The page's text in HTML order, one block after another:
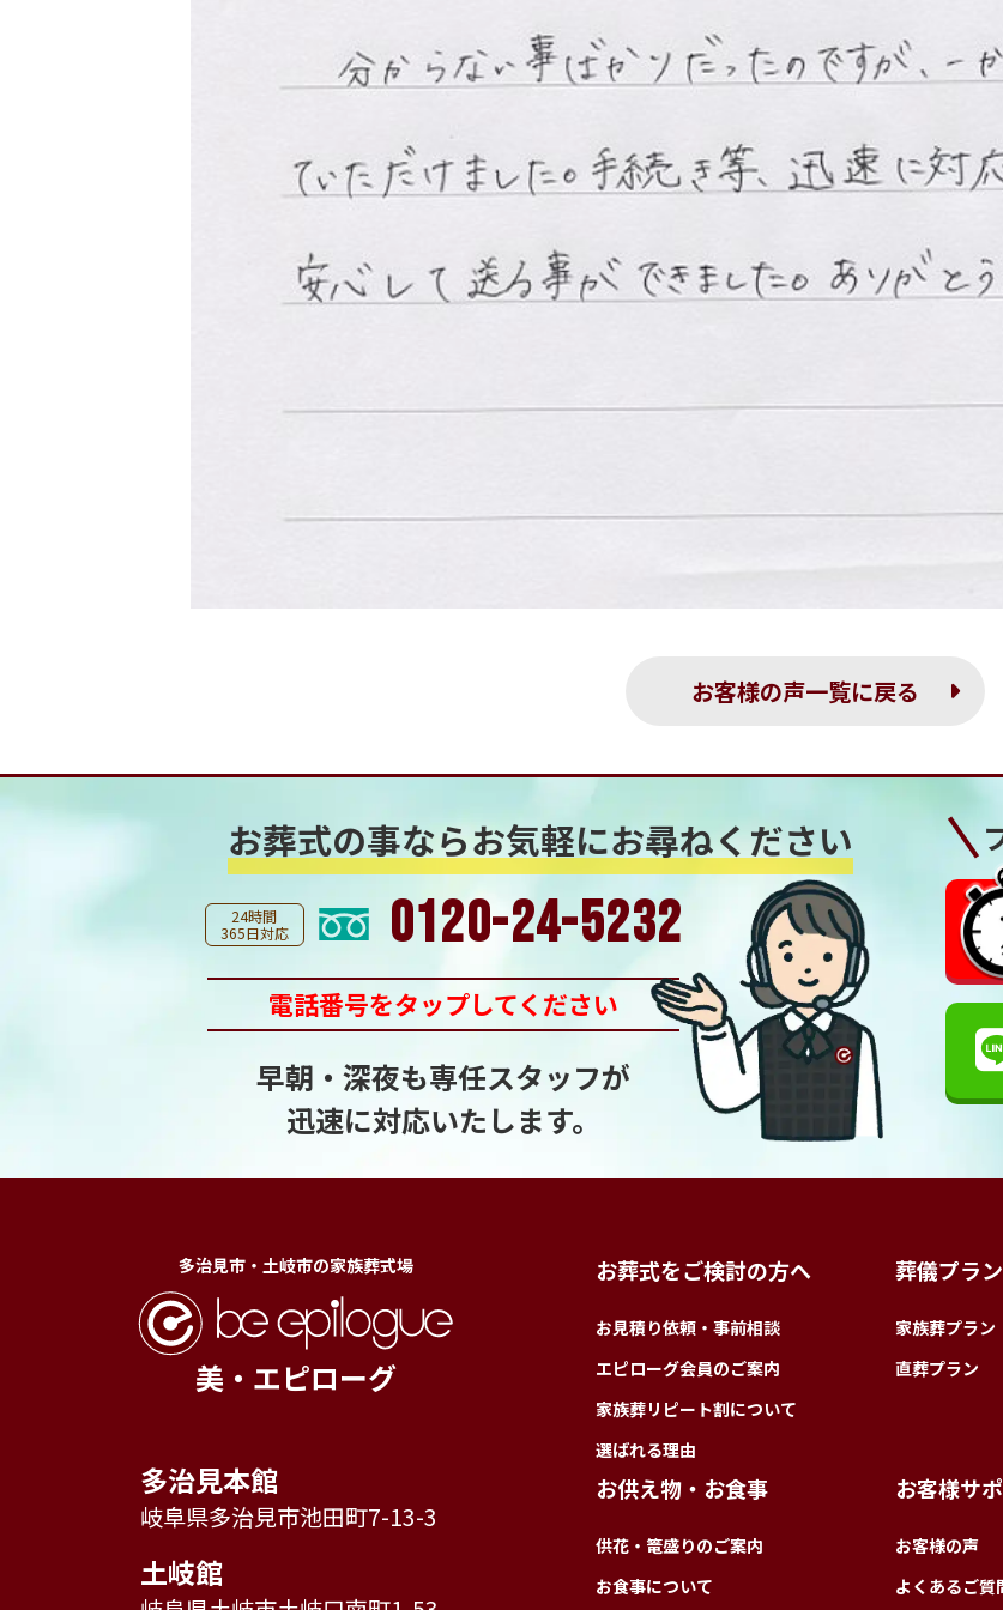
お客様の声一覧に戻る
お葬式の事ならお気軽にお尋ねください
24時間
365日対応
0120-24-5232
電話番号をタップしてください
早朝・深夜も専任スタッフが
迅速に対応いたします。
多治見市・土岐市の家族葬式場
美・エピローグ
多治見本館
岐阜県多治見市池田町7-13-3
土岐館
お葬式をご検討の方へ
お見積り依頼・事前相談
エピローグ会員のご案内
家族葬リピート割について
選ばれる理由
葬儀プラン
家族葬プラン
直葬プラン
お供え物・お食事
供花・篭盛りのご案内
お食事について
お客様サ
お客様の声
よくあるご質